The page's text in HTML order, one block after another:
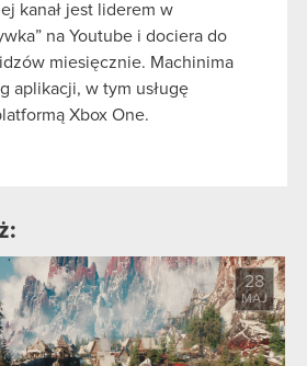
kanał jest liderem w
na Youtube i dociera do
miesięcznie. Machinima
aplikacji, w tym usługę
Xbox One.
28
MAJ